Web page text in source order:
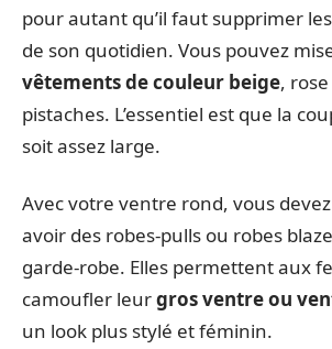
pour autant qu’il faut supprimer
de son quotidien. Vous pouvez
vêtements de couleur beige,
pistaches. L’essentiel est que la
soit assez large.
Avec votre ventre rond, vous
avoir des robes-pulls ou robes
garde-robe. Elles permettent aux
camoufler leurgros ventre ou
un look plus stylé et féminin.